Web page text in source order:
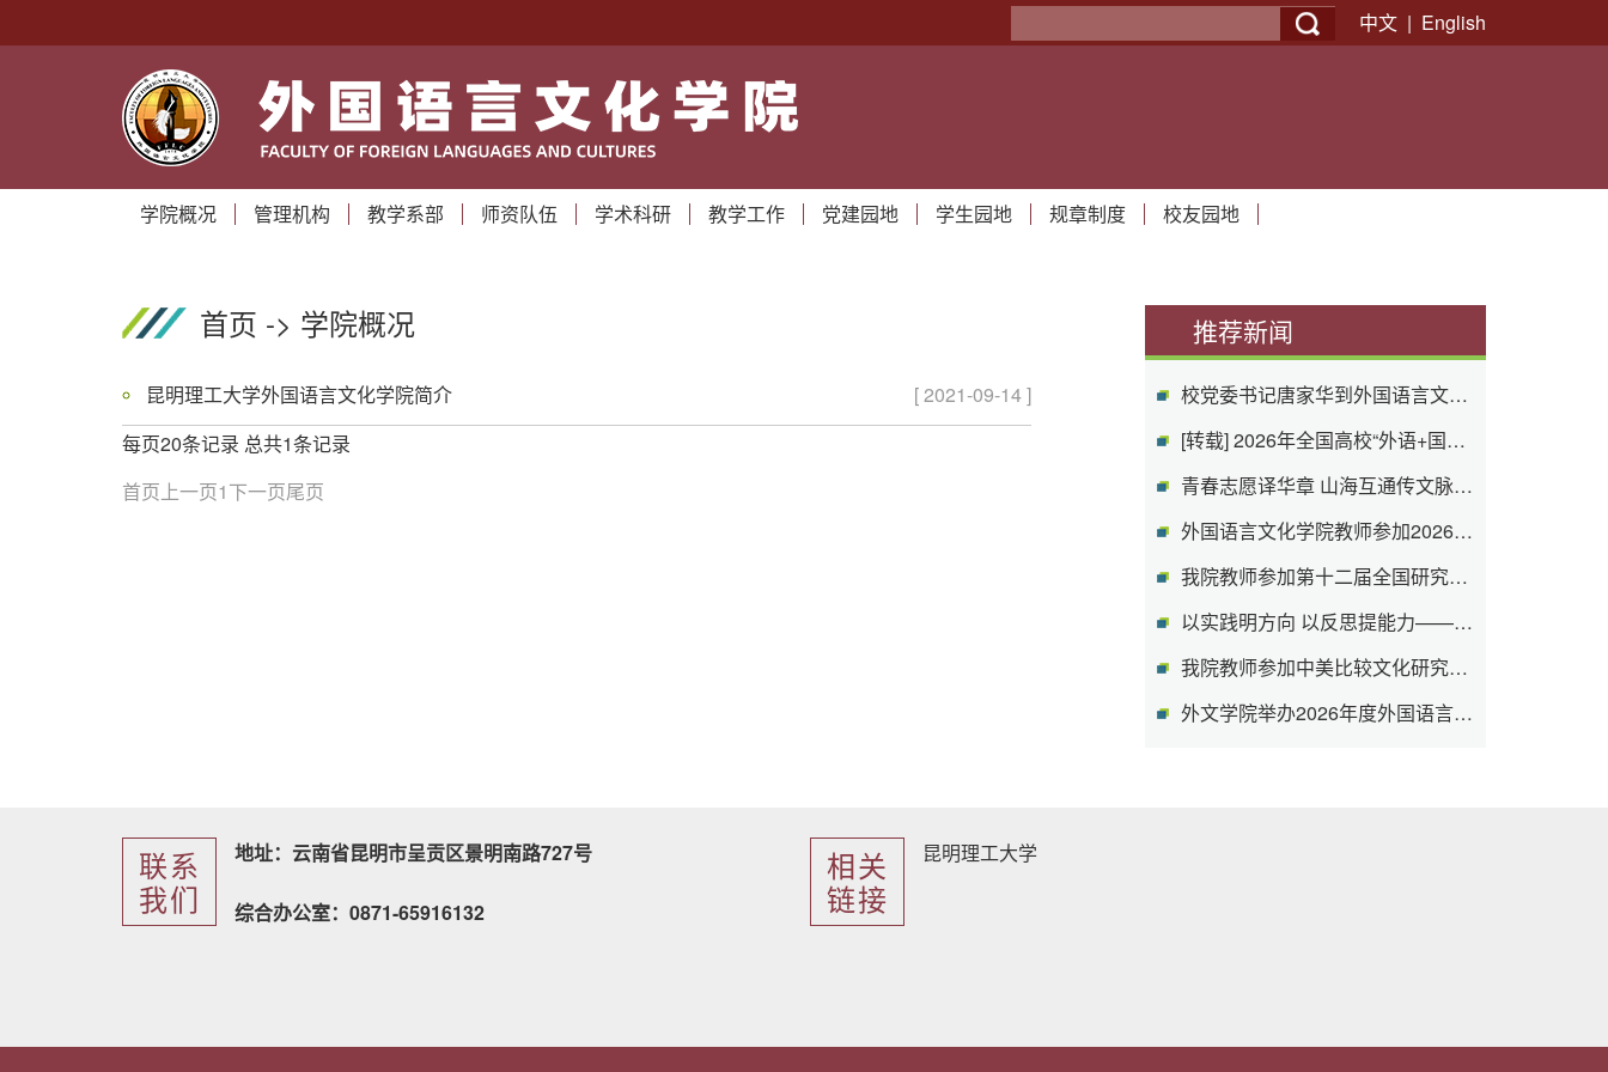
中文 | English
学院概况 管理机构 教学系部 师资队伍 学术科研 教学工作 党建园地 学生园地 规章制度 校友园地
040-外文学院
首页 -> 学院概况
昆明理工大学外国语言文化学院简介
[ 2021-09-14 ]
每页20条记录 总共1条记录
首页 上一页1下一页尾页
推荐新闻
校党委书记唐家华到外国语言文化学院调...
[转载] 2026年全国高校“外语+国际传播...
青春志愿译华章 山海互通传文脉——外文...
外国语言文化学院教师参加2026年全国高...
我院教师参加第十二届全国研究生英语教...
以实践明方向 以反思提能力——外国语言...
我院教师参加中美比较文化研究分会第15...
外文学院举办2026年度外国语言文学专业...
联系
我们
地址：云南省昆明市呈贡区景明南路727号
综合办公室：0871-65916132
相关
链接
昆明理工大学